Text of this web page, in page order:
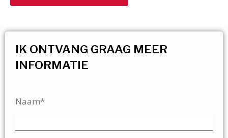
IK ONTVANG GRAAG MEER
INFORMATIE
Naam*